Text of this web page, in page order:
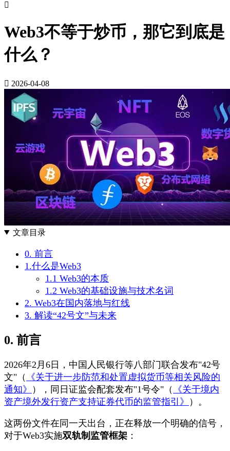

Web3不等于炒币，那它到底是
什么？
 2026-04-08
文章目录
0. 前言
1.什么是Web3
1.1 Web3的本质
1.2 Web3的基础设施与技术名词
2. Web3在国内落地与红线
3. 解读“42号文”与未来
0. 前言
2026年2月6日，中国人民银行等八部门联合发布"42号
文"（
《关于进一步防范和处置虚拟货币等相关风险的
通知》
），同日证监会配套发布"1号令"（
《关于境内
资产境外发行资产支持证券代币的监管指引》
）。
这两份文件在同一天出台，正在释放一个明确的信号，
对于Web3实施双轨制监管框架 ：